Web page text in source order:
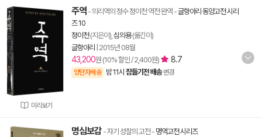
미리보기
주역 - 의리역의 정수 정이천 역전 완역 -글항아리 동양고전 시리
즈 10
정이천(지은이), 심의용(옮긴이)
글항아리
2015년 08월
43,200원 (10% 할인 / 2,400원) 8.7
양탄자배송 밤 11시 잠들기전 배송 변경
명심보감 - 자기 성찰의 고전- 명역고전 시리즈